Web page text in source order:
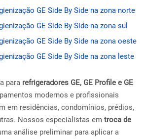
GE Side By Side na zona norte
GE Side By Side na zona sul
GE Side By Side na zona oeste
GE Side By Side na zona leste
para refrigeradores GE, GE Profile e GE
modernos e profissionais
em residências, condomínios, prédios,
Nossos especialistas em troca de
análise preliminar para aplicar a